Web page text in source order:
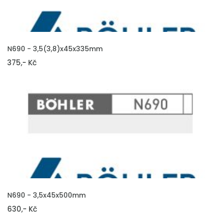
VLOŽIT DO KOŠÍKU
N690 - 3,5(3,8)x45x335mm
375,- Kč
VLOŽIT DO KOŠÍKU
N690 - 3,5x45x500mm
630,- Kč